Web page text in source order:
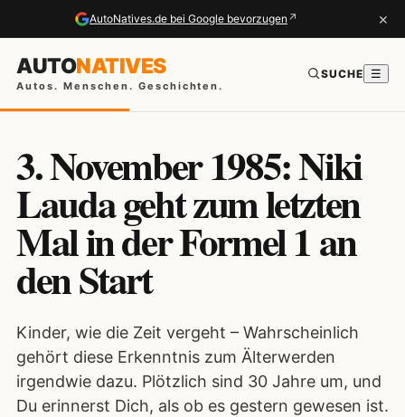
AutoNatives.de bei Google bevorzugen ↗ ×
AUTONATIVES
Autos. Menschen. Geschichten.
SUCHE ☰
3. November 1985: Niki
Lauda geht zum letzten
Mal in der Formel 1 an
den Start
Kinder, wie die Zeit vergeht – Wahrscheinlich
gehört diese Erkenntnis zum Älterwerden
irgendwie dazu. Plötzlich sind 30 Jahre um, und
Du erinnerst Dich, als ob es gestern gewesen ist.